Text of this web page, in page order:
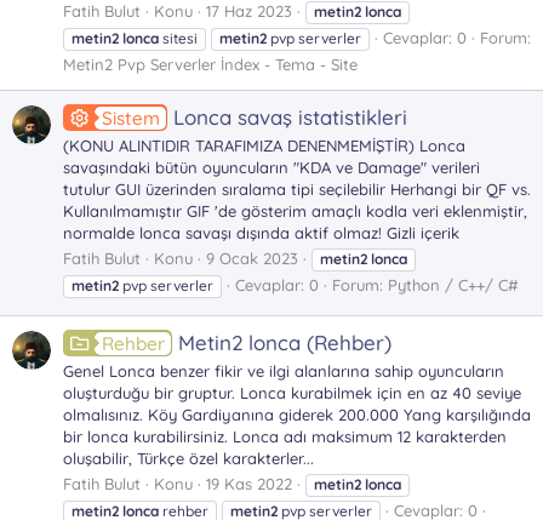
Fatih Bulut
Konu 17 Haz 2023 metin2 lonca
metin2 lonca sitesi metin2 pvp serverler Cevaplar: 0
Forum:
Metin2 Pvp Serverler İndex - Tema - Site
Sistem Lonca savaş istatistikleri
(KONU ALINTIDIR TARAFIMIZA DENENMEMİŞTİR) Lonca
savaşındaki bütün oyuncuların "KDA ve Damage" verileri
tutulur GUI üzerinden sıralama tipi seçilebilir Herhangi bir QF vs.
Kullanılmamıştır GIF 'de gösterim amaçlı kodla veri eklenmiştir,
normalde lonca savaşı dışında aktif olmaz! Gizli içerik
Fatih Bulut
Konu 9 Ocak 2023 metin2 lonca
metin2 pvp serverler Cevaplar: 0 Forum: Python / C++/ C#
Rehber Metin2 lonca (Rehber)
Genel Lonca benzer fikir ve ilgi alanlarına sahip oyuncuların
oluşturduğu bir gruptur. Lonca kurabilmek için en az 40 seviye
olmalısınız. Köy Gardiyanına giderek 200.000 Yang karşılığında
bir lonca kurabilirsiniz. Lonca adı maksimum 12 karakterden
oluşabilir, Türkçe özel karakterler...
Fatih Bulut
Konu 19 Kas 2022 metin2 lonca
metin2 lonca rehber metin2 pvp serverler
Cevaplar: 0